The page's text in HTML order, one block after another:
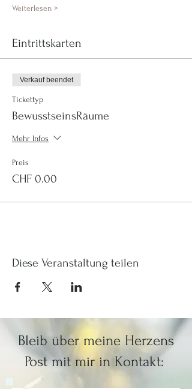
Weiterlesen >
Eintrittskarten
Verkauf beendet
Tickettyp
BewusstseinsRäume
Mehr Infos
Preis
CHF 0.00
Diese Veranstaltung teilen
Bleib über meine Herzens
Post mit mir in Kontakt: